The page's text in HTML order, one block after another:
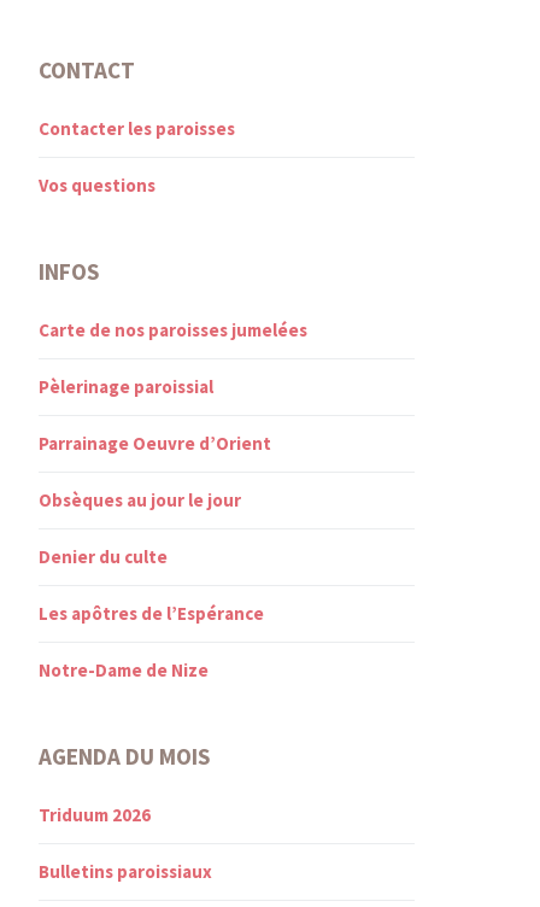
CONTACT
Contacter les paroisses
Vos questions
INFOS
Carte de nos paroisses jumelées
Pèlerinage paroissial
Parrainage Oeuvre d’Orient
Obsèques au jour le jour
Denier du culte
Les apôtres de l’Espérance
Notre-Dame de Nize
AGENDA DU MOIS
Triduum 2026
Bulletins paroissiaux